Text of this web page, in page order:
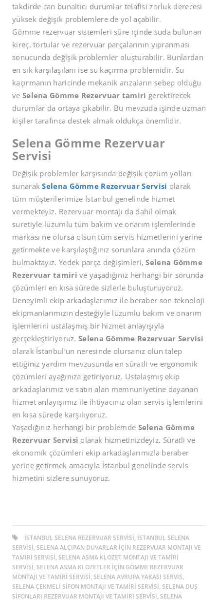
takdirde can bunaltıcı durumlar telafisi zorluk derecesi
yüksek değişik problemlere de yol açabilir.
Gömme rezervuar sistemleri süre içinde suda bulunan
kireç, tortular ve rezervuar parçalarının yıpranması
sonucunda değişik problemler oluşturabilir. Bunlardan
en sık karşılaşılanı ise su kaçırma problemidir. Su
kaçırmanın haricinde mekanik arızaların sebep olduğu
ve Selena Gömme Rezervuar tamiri gerektirecek
durumlar da ortaya çıkabilir. Bu mevzuda işinde uzman
kişiler tarafınca destek almak oldukça önemlidir.
Selena Gömme Rezervuar
Servisi
Değişik problemler karşısında değişik çözüm yolları
sunarakSelena Gömme Rezervuar Servisi olarak
tüm müşterilerimize İstanbul genelinde hizmet
vermekteyiz. Rezervuar montajı da dahil olmak
suretiyle lüzumlu tüm bakım ve onarım işlemlerinde
markası ne olursa olsun tüm servis hizmetlerini yerine
getirmekte ve karşılaştığınız sorunlara anında çözüm
bulmaktayız. Yedek parça değişimleri,Selena Gömme
Rezervuar tamirive yaşadığınız herhangi bir sorunda
çözümleri en kısa sürede sizlerle buluşturuyoruz.
Deneyimli ekip arkadaşlarımız ile beraber son teknoloji
ekipmanlarımızın desteğiyle lüzumlu bakım ve onarım
işlemlerini ustalaşmış bir hizmet anlayışıyla
gerçekleştiriyoruz. Selena Gömme Rezervuar Servisi
olarak İstanbul’un neresinde olursanız olun talep
ettiğiniz yardım mevzusunda en süratli ve ergonomik
çözümleri ayağınıza getiriyoruz. Ustalaşmış ekip
arkadaşlarımız ve satın alan memnuniyetine dayanan
hizmet anlayışımız ile ihtiyacınız olan servis işlemlerini
en kısa sürede karşılıyoruz.
Yaşadığınız herhangi bir problemde Selena Gömme
Rezervuar Servisi olarak hizmetinizdeyiz. Süratli ve
ekonomik çözümleri ekip arkadaşlarımızla beraber
yerine getirmek amacıyla İstanbul genelinde servis
hizmetini sizlere sunuyoruz.
ISTANBUL SELENA REZERVUAR SERVISI, ISTANBUL SELENA
SERVISI, SELENA ALÇIPAN DUVARLAR IÇIN REZERVUAR MONTAJI VE
TAMIRI SERVISI, SELENA ASMA KLOZET MONTAJI VE TAMIRI
SERVISI, SELENA ASMA KLOZETLER IÇIN GÖMME REZERVUAR
MONTAJI VE TAMIRI SERVISI, SELENA AVRUPA YAKASI SERVIS,
SELENA ÇEKMELI SIFON MONTAJI VE TAMIRI SERVISI, SELENA DUŞ
SIFONLARI REZERVUAR MONTAJI VE TAMIRI SERVISI, SELENA